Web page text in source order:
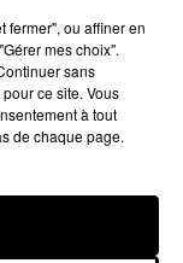
Voir plus
fermer", ou affiner en
mes choix".
sans
ce site. Vous
à tout
de chaque page.